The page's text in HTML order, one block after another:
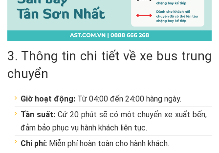
3. Thông tin chi tiết về xe bus trung
chuyển
Giờ hoạt động: Từ 04:00 đến 24:00 hàng ngày.
Tần suất:Cứ 20 phút sẽ có một chuyến xe xuất bến,
đảm bảo phục vụ hành khách liên tục.
Chi phí: Miễn phí hoàn toàn cho hành khách.